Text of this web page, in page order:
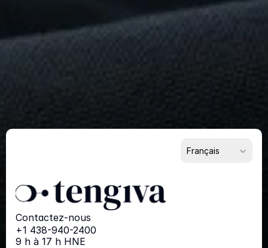
Remarquable?
Commencez dès
Français
Contactez-nous
+1 438-940-2400
9 h à 17 h HNE